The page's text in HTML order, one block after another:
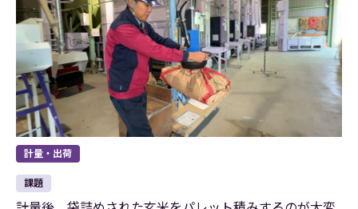
計量・出荷
課題